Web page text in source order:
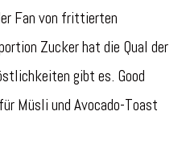
Fan von frittierten
Zucker hat die Qual der
gibt es. Good
Müsli und Avocado-Toast